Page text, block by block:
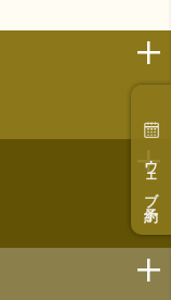
ウェブ予約